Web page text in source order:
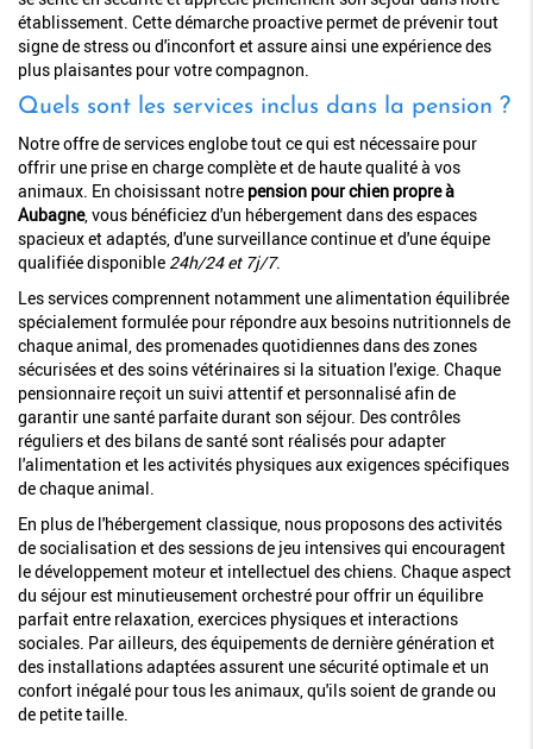
établissement. Cette démarche proactive permet de prévenir tout
signe de stress ou d'inconfort et assure ainsi une expérience des
plus plaisantes pour votre compagnon.
Quels sont les services inclus dans la pension ?
Notre offre de services englobe tout ce qui est nécessaire pour
offrir une prise en charge complète et de haute qualité à vos
animaux. En choisissant notre pension pour chien propre à
Aubagne, vous bénéficiez d'un hébergement dans des espaces
spacieux et adaptés, d'une surveillance continue et d'une équipe
qualifiée disponible 24h/24 et 7j/7.
Les services comprennent notamment une alimentation équilibrée
spécialement formulée pour répondre aux besoins nutritionnels de
chaque animal, des promenades quotidiennes dans des zones
sécurisées et des soins vétérinaires si la situation l'exige. Chaque
pensionnaire reçoit un suivi attentif et personnalisé afin de
garantir une santé parfaite durant son séjour. Des contrôles
réguliers et des bilans de santé sont réalisés pour adapter
l'alimentation et les activités physiques aux exigences spécifiques
de chaque animal.
En plus de l'hébergement classique, nous proposons des activités
de socialisation et des sessions de jeu intensives qui encouragent
le développement moteur et intellectuel des chiens. Chaque aspect
du séjour est minutieusement orchestré pour offrir un équilibre
parfait entre relaxation, exercices physiques et interactions
sociales. Par ailleurs, des équipements de dernière génération et
des installations adaptées assurent une sécurité optimale et un
confort inégalé pour tous les animaux, qu'ils soient de grande ou
de petite taille.